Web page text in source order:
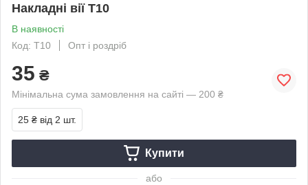
Накладні вії Т10
В наявності
Код: Т10
Опт і роздріб
35 ₴
Мінімальна сума замовлення на сайті — 200 ₴
25 ₴ від 2 шт.
Купити
або